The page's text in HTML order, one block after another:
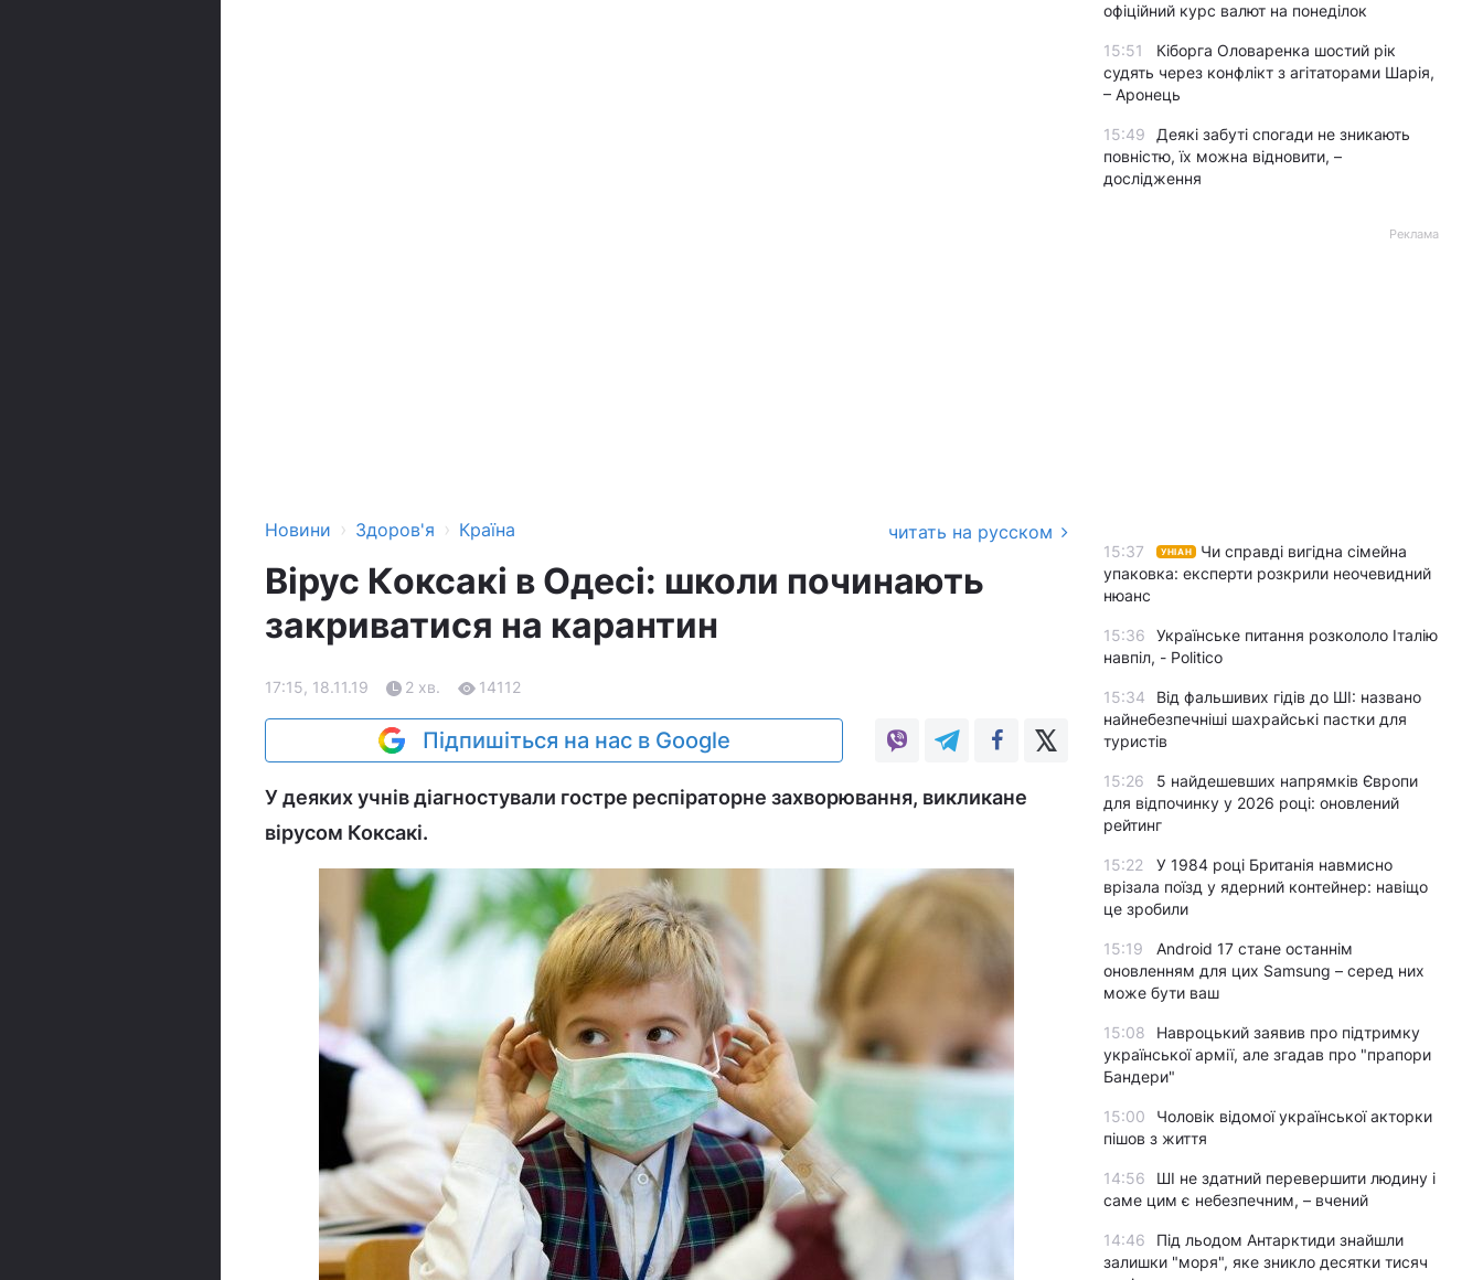
Новини › Здоров'я › Країна читать на русском
Вірус Коксакі в Одесі: школи починають
закриватися на карантин
17:15, 18.11.19 2 хв. 14112
Підпишіться на нас в Google
У деяких учнів діагностували гостре респіраторне захворювання, викликане
вірусом Коксакі.
офіційний курс валют на понеділок
15:51
Кіборга Оловаренка шостий рік
судять через конфлікт з агітаторами Шарія,
– Аронець
15:49
Деякі забуті спогади не зникають
повністю, їх можна відновити, –
дослідження
Реклама
15:37 УНІАН
Чи справді вигідна сімейна
упаковка: експерти розкрили неочевидний
нюанс
15:36
Українське питання розкололо Італію
навпіл, - Politico
15:34
Від фальшивих гідів до ШІ: названо
найнебезпечніші шахрайські пастки для
туристів
15:26
5 найдешевших напрямків Європи
для відпочинку у 2026 році: оновлений
рейтинг
15:22
У 1984 році Британія навмисно
врізала поїзд у ядерний контейнер: навіщо
це зробили
15:19
Android 17 стане останнім
оновленням для цих Samsung – серед них
може бути ваш
15:08
Навроцький заявив про підтримку
української армії, але згадав про "прапори
Бандери"
15:00
Чоловік відомої української акторки
пішов з життя
14:56
ШІ не здатний перевершити людину і
саме цим є небезпечним, – вчений
14:46
Під льодом Антарктиди знайшли
залишки "моря", яке зникло десятки тисяч